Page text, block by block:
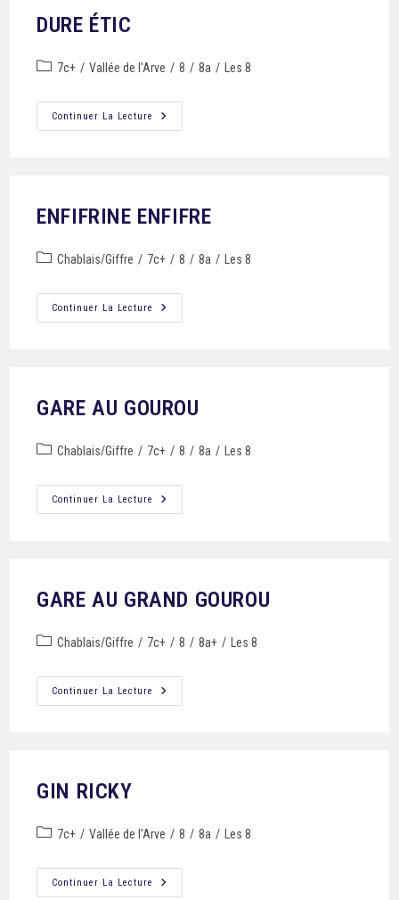
DURE ÉTIC
7c+ / Vallée de l'Arve / 8 / 8a / Les 8
Continuer La Lecture
ENFIFRINE ENFIFRE
Chablais/Giffre / 7c+ / 8 / 8a / Les 8
Continuer La Lecture
GARE AU GOUROU
Chablais/Giffre / 7c+ / 8 / 8a / Les 8
Continuer La Lecture
GARE AU GRAND GOUROU
Chablais/Giffre / 7c+ / 8 / 8a+ / Les 8
Continuer La Lecture
GIN RICKY
7c+ / Vallée de l'Arve / 8 / 8a / Les 8
Continuer La Lecture